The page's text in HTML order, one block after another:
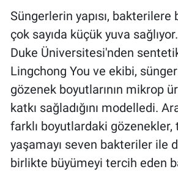
Süngerlerin yapısı, bakterilere
çok sayıda küçük yuva
Duke Üniversitesi'nden
Lingchong You ve ekibi,
gözenek boyutlarının mikrop
katkı sağladığını modelledi.
farklı boyutlardaki gözenekler,
yaşamayı seven bakteriler ile
birlikte büyümeyi tercih eden